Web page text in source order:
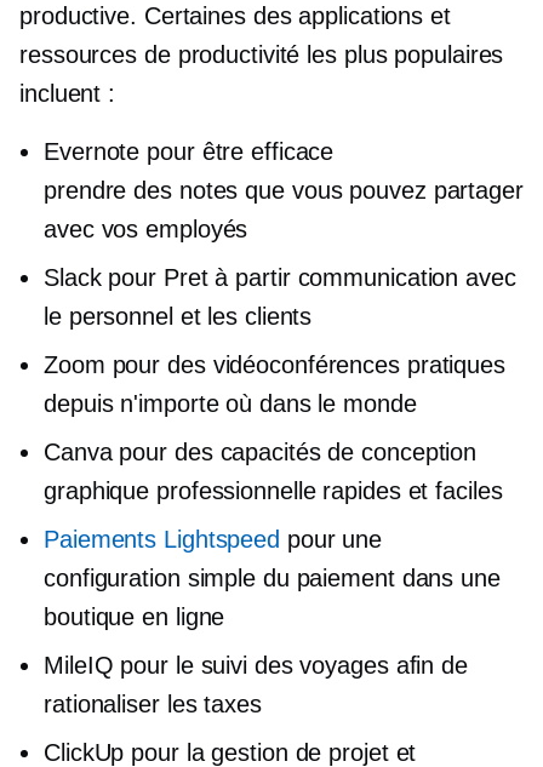
productive. Certaines des applications et
ressources de productivité les plus populaires
incluent :
Evernote pour être efficace
prendre des notes que vous pouvez partager
avec vos employés
Slack pour Pret à partircommunication avec
le personnel et les clients
Zoom pour des vidéoconférences pratiques
depuis n'importe où dans le monde
Canva pour des capacités de conception
graphique professionnelle rapides et faciles
Paiements Lightspeed pour une
configuration simple du paiement dans une
boutique en ligne
MileIQ pour le suivi des voyages afin de
rationaliser les taxes
ClickUp pour la gestion de projet et